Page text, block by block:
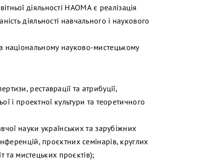
діяльності НАОМА є реалізація
діяльності навчального і наукового
національному науково-мистецькому
реставрації та атрибуції,
і проектної культури та теоретичного
науки українських та зарубіжних
проєктних семінарів, круглих
та мистецьких проєктів);